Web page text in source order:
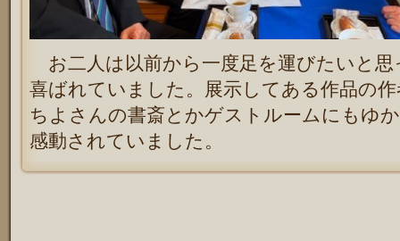
お二人は以前から一度足を運びたいと
喜ばれていました。展示してある作品の
ちよさんの書斎とかゲストルームにもゆ
感動されていました。